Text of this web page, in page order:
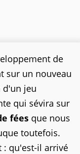
de
sur un nouveau
d'un jeu
qui sévira sur
fées que nous
toutefois.
: qu'est-il arrivé